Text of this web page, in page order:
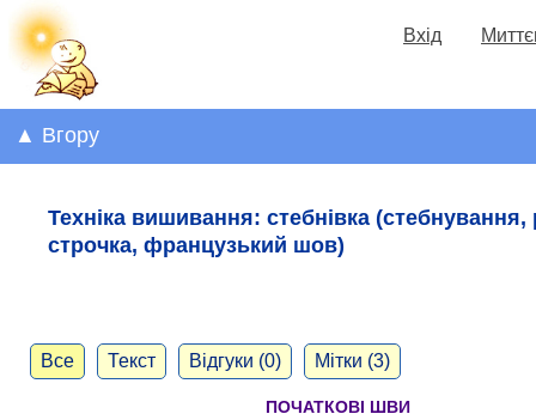
Вхід
▲ Вгору
Техніка вишивання: стебнівка (стебнування,
строчка, французький шов)
Все Текст Відгуки (0) Мітки (3)
ПОЧАТКОВІ ШВИ